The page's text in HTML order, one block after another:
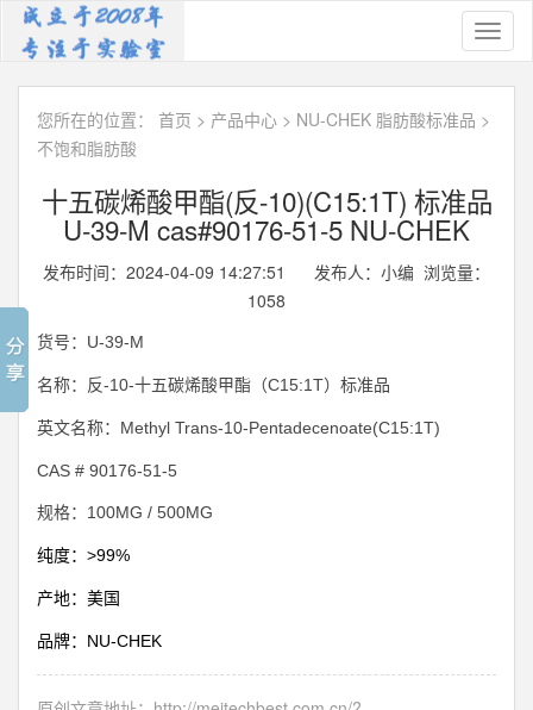
您所在的位置： 首页 > 产品中心 > NU-CHEK 脂肪酸标准品 >
不饱和脂肪酸
十五碳烯酸甲酯(反-10)(C15:1T) 标准品
U-39-M cas#90176-51-5 NU-CHEK
发布时间：2024-04-09 14:27:51 发布人：小编 浏览量：
1058
货号： U-39-M
名称：反-10-十五碳烯酸甲酯（C15:1T）标准品
英文名称： Methyl Trans-10-Pentadecenoate(C15:1T)
CAS # 90176-51-5
规格： 100MG / 500MG
纯度： >99%
产地：美国
品牌： NU-CHEK